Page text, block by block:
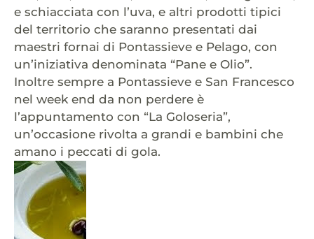
e schiacciata con l’uva, e altri prodotti tipici
del territorio che saranno presentati dai
maestri fornai di Pontassieve e Pelago, con
un’iniziativa denominata “Pane e Olio”.
Inoltre sempre a Pontassieve e San Francesco
nel week end da non perdere è
l’appuntamento con “La Goloseria”,
un’occasione rivolta a grandi e bambini che
amano i peccati di gola.